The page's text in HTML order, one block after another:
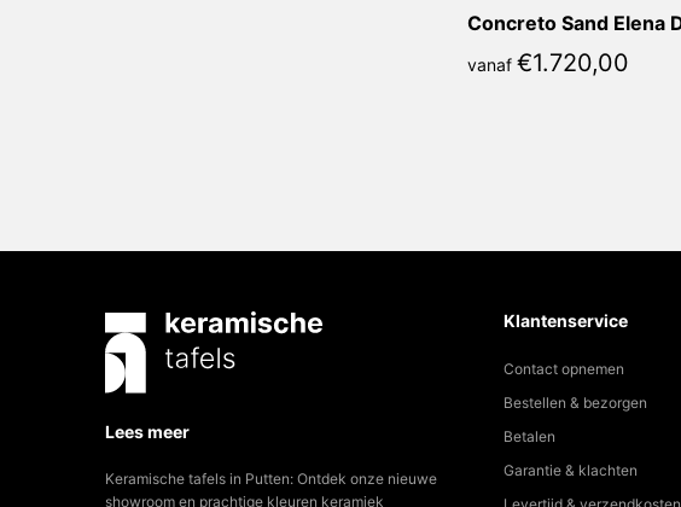
vanaf €1.720,00
Lees meer
Keramische tafels in Putten: Ontdek onze nieuwe
showroom en prachtige kleuren keramiek
Klantenservice
Contact opnemen
Bestellen & bezorgen
Betalen
Garantie & klachten